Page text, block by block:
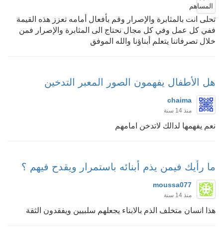
تحلى انت بالمثابرة والإصرار وقم بأفعال أمامه تعزز هذه القيمة
ففي كل عمل وفي كل مجال نحتاج الى المثابرة والإصرار فمن
خلال تصرفاتنا يتعلم أبناؤنا والله الموفق
هل الأطفال يفهمون الصور المعبر التدخين
chaima
منذ 14 سنة
نعم يفهمها لدالك لاتدخن امامهم
ما رأيك فيمن يذم أبنائه باستمرار ويقدح فيهم ؟
moussa077
منذ 14 سنة
هذا انسان متخلف الذم بالابناء يجعلهم سلبيين ويفقدون الثقة